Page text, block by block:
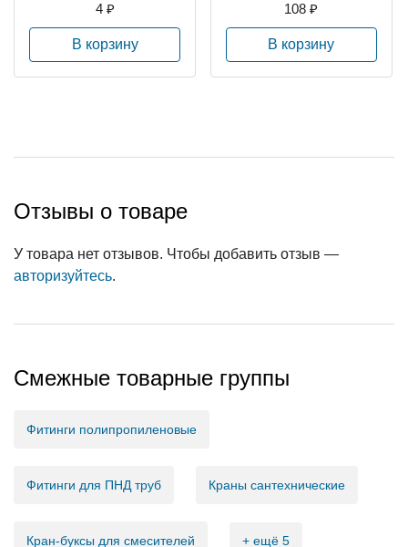
4 ₽
В корзину
108 ₽
В корзину
Отзывы о товаре
У товара нет отзывов. Чтобы добавить отзыв —
авторизуйтесь.
Смежные товарные группы
Фитинги полипропиленовые
Фитинги для ПНД труб Краны сантехнические
Кран-буксы для смесителей + ещё 5